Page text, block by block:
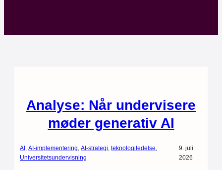
Analyse: Når undervisere
møder generativ AI
AI, AI-implementering, AI-strategi, teknologiledelse,
Universitetsundervisning
9. juli
2026